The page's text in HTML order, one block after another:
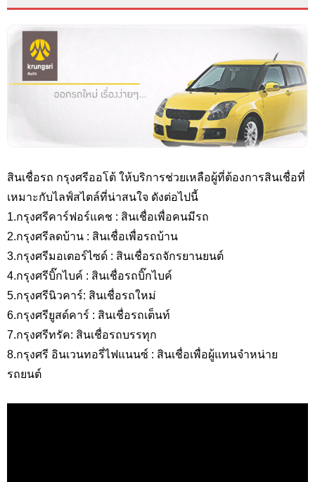
สินเชื่อรถ กรุงศรีออโต้ ให้บริการช่วยเหลือผู้ที่ต้องการสินเชื่อที่
เหมาะกับไลฟ์สไตล์ที่น่าสนใจ ดังต่อไปนี้
1.กรุงศรีคาร์ฟอร์แคช : สินเชื่อเพื่อคนมีรถ
2.กรุงศรีลดบ้าน : สินเชื่อเพื่อรถบ้าน
3.กรุงศรีมอเตอร์ไซด์ : สินเชื่อรถจักรยานยนต์
4.กรุงศรีบิ๊กไบค์ : สินเชื่อรถบิ๊กไบค์
5.กรุงศรีนิวคาร์: สินเชื่อรถใหม่
6.กรุงศรียูสด์คาร์ : สินเชื่อรถเต็นท์
7.กรุงศรีทรัค: สินเชื่อรถบรรทุก
8.กรุงศรี อินเวนทอรี่ไฟแนนซ์ : สินเชื่อเพื่อผู้แทนจำหน่าย
รถยนต์